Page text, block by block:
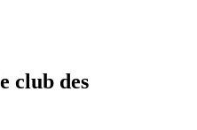
club des